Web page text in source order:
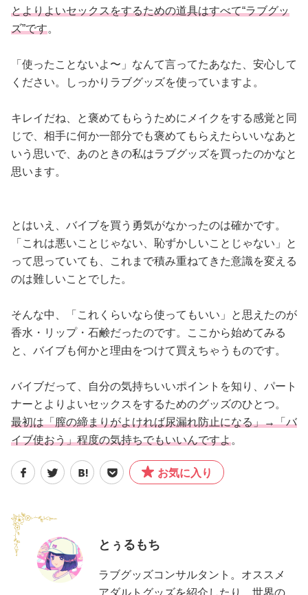
とよりよいセックスをするための道具はすべて“ラブグッ
ズ”です。
「使ったことないよ〜」なんて言ってたあなた、安心して
ください。しっかりラブグッズを使っていますよ。
キレイだね、と褒めてもらうためにメイクをする感覚と同
じで、相手に何か一部分でも褒めてもらえたらいいなあと
いう思いで、あのときの私はラブグッズを買ったのかなと
思います。
とはいえ、バイブを買う勇気がなかったのは確かです。
「これは悪いことじゃない、恥ずかしいことじゃない」と
って思っていても、これまで積み重ねてきた意識を変える
のは難しいことでした。
そんな中、「これくらいなら使ってもいい」と思えたのが
香水・リップ・石鹸だったのです。ここから始めてみる
と、バイブも何かと理由をつけて買えちゃうものです。
バイブだって、自分の気持ちいいポイントを知り、パート
ナーとよりよいセックスをするためのグッズのひとつ。
最初は「膣の締まりがよければ尿漏れ防止になる」→「バ
イブ使おう」程度の気持ちでもいいんですよ。
お気に入り
とぅるもち
ラブグッズコンサルタント。オススメ